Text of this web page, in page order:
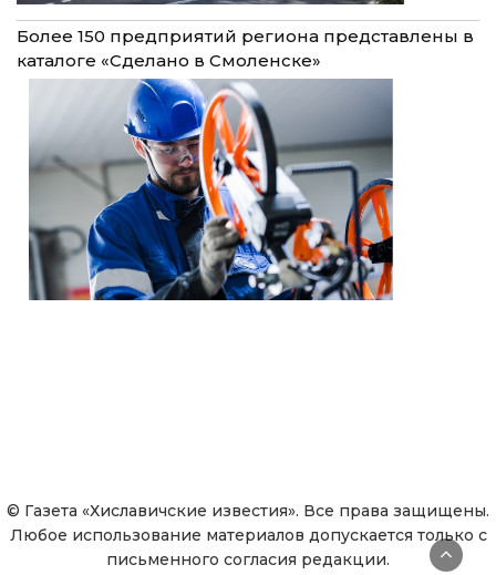
Более 150 предприятий региона представлены в
каталоге «Сделано в Смоленске»
© Газета «Хиславичские известия». Все права защищены.
Любое использование материалов допускается только с
письменного согласия редакции.